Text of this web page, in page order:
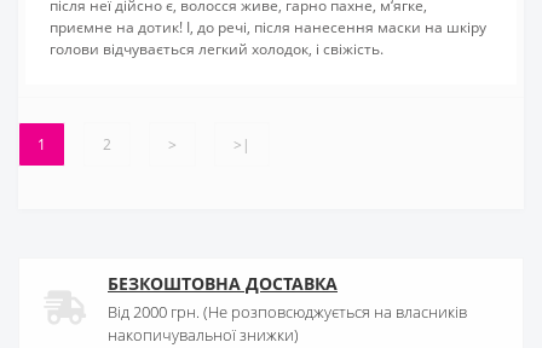
після неї дійсно є, волосся живе, гарно пахне, м‘ягке,
приємне на дотик! І, до речі, після нанесення маски на шкіру
голови відчувається легкий холодок, і свіжість.
1 2 > >|
БЕЗКОШТОВНА ДОСТАВКА
Від 2000 грн. (Не розповсюджується на власників
накопичувальної знижки)